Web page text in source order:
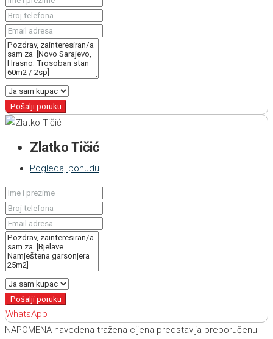
Pošalji poruku
Zlatko Tičić
Pogledaj ponudu
Pošalji poruku
WhatsApp
NAPOMENA navedena tražena cijena predstavlja preporučenu